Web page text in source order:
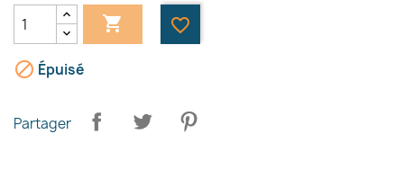
 favorite_border
 Épuisé
Partager